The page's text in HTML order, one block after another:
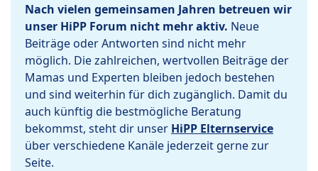
Nach vielen gemeinsamen Jahren betreuen wir
unser HiPP Forum nicht mehr aktiv. Neue
Beiträge oder Antworten sind nicht mehr
möglich. Die zahlreichen, wertvollen Beiträge der
Mamas und Experten bleiben jedoch bestehen
und sind weiterhin für dich zugänglich. Damit du
auch künftig die bestmögliche Beratung
bekommst, steht dir unser HiPP Elternservice
über verschiedene Kanäle jederzeit gerne zur
Seite.